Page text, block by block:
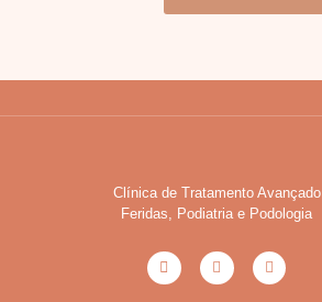
Clínica de Tratamento Avançado
Feridas, Podiatria e Podologia